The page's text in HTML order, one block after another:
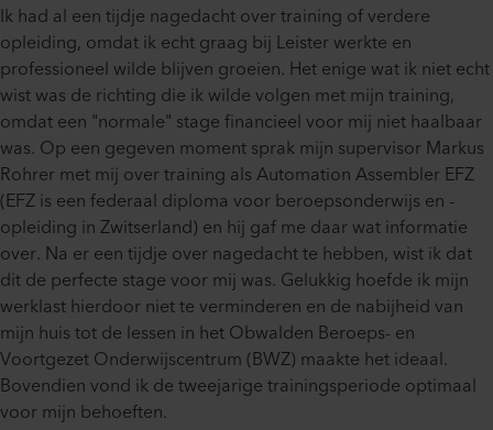
Ik had al een tijdje nagedacht over training of verdere
opleiding, omdat ik echt graag bij Leister werkte en
professioneel wilde blijven groeien. Het enige wat ik niet echt
wist was de richting die ik wilde volgen met mijn training,
omdat een "normale" stage financieel voor mij niet haalbaar
was. Op een gegeven moment sprak mijn supervisor Markus
Rohrer met mij over training als Automation Assembler EFZ
(EFZ is een federaal diploma voor beroepsonderwijs en -
opleiding in Zwitserland) en hij gaf me daar wat informatie
over. Na er een tijdje over nagedacht te hebben, wist ik dat
dit de perfecte stage voor mij was. Gelukkig hoefde ik mijn
werklast hierdoor niet te verminderen en de nabijheid van
mijn huis tot de lessen in het Obwalden Beroeps- en
Voortgezet Onderwijscentrum (BWZ) maakte het ideaal.
Bovendien vond ik de tweejarige trainingsperiode optimaal
voor mijn behoeften.